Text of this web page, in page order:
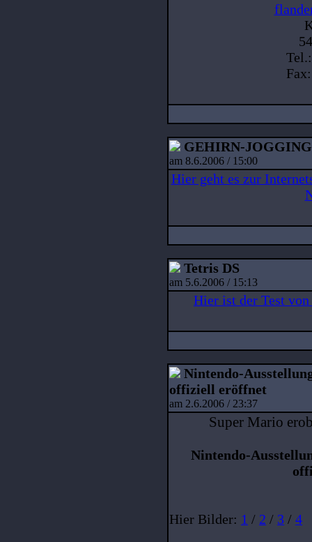
GEHIRN-JOGGING
am 8.6.2006 / 15:00
Hier geht es zur
Tetris DS
am 5.6.2006 / 15:13
Hier ist der Test von
Nintendo-
offiziell eröffnet
am 2.6.2006 / 23:37
Super Mario
Nintendo-
Hier Bilder: 1 / 2 / 3 / 4